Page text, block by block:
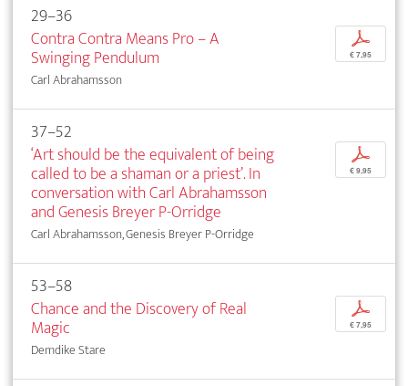
29–36
Contra Contra Means Pro – A
Swinging Pendulum
Carl Abrahamsson
p
€ 7,95
37–52
‘Art should be the equivalent of being
called to be a shaman or a priest’. In
conversation with Carl Abrahamsson
and Genesis Breyer P-Orridge
Carl Abrahamsson, Genesis Breyer P-Orridge
p
€ 9,95
53–58
Chance and the Discovery of Real
Magic
Demdike Stare
p
€ 7,95